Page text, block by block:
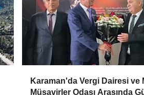
Karaman'da Vergi Dairesi ve
Müşavirler Odası Arasında